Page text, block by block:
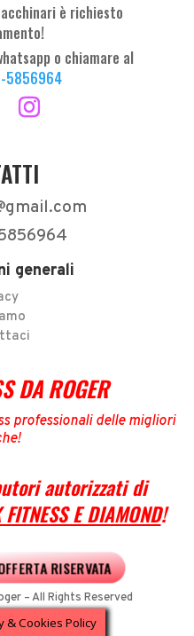
è richiesto
o chiamare al
5856964
generali
DA ROGER
professionali delle migliori
!
autorizzati di
E DIAMOND!
RISERVATA
– All Rights Reserved
& Cookies Policy